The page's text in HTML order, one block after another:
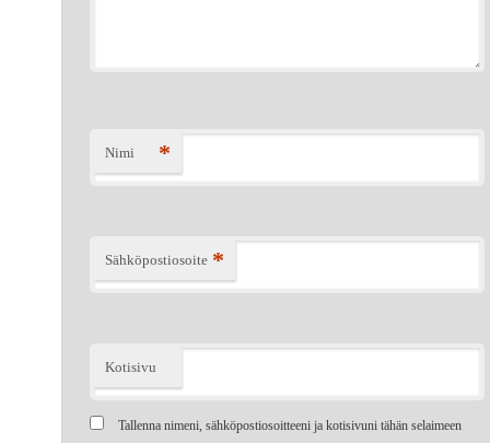
Nimi *
Sähköpostiosoite *
Kotisivu
Tallenna nimeni, sähköpostiosoitteeni ja kotisivuni tähän selaimeen